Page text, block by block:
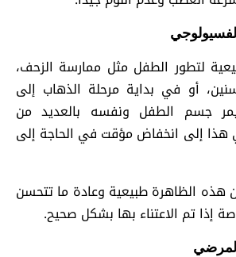
لتطور الطفل مثل ممارسة الزحف،
أو في بداية مرحلة الذهاب إلى
جسم الطفل ونفسه بالعديد من
هذا إلى انخفاض مؤقت في الحاجة إلى
هذه الظاهرة طبيعية وعادة ما تتحسن
إذا تم الاعتناء بها بشكل صحيح.